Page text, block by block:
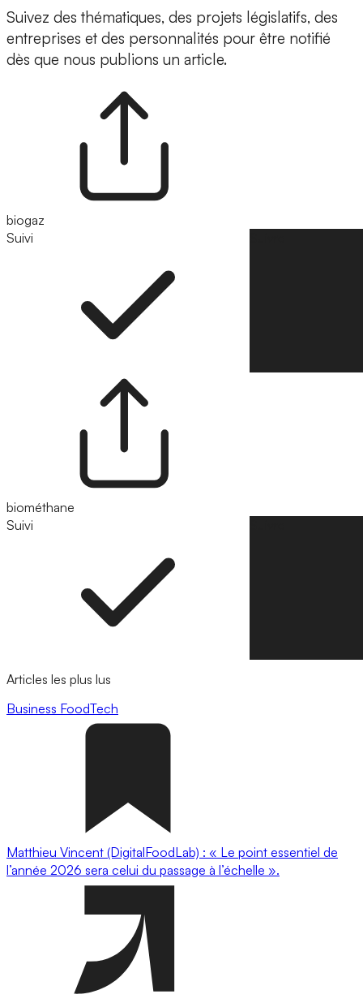
Suivez des thématiques, des projets législatifs, des
entreprises et des personnalités pour être notifié
dès que nous publions un article.
biogaz
Suivi
biométhane
Suivi
Articles les plus lus
Business FoodTech
Matthieu Vincent (DigitalFoodLab) : « Le point essentiel de
l’année 2026 sera celui du passage à l’échelle ».